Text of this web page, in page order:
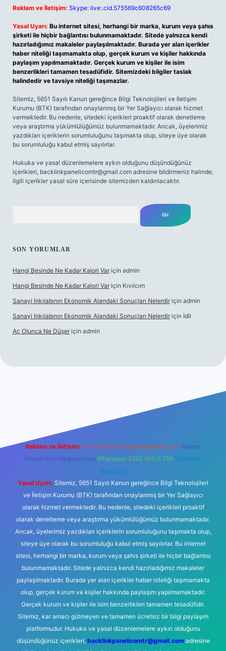
Reklam ve İletişim: Skype: live:.cid.575569c608265c69
Yasal Uyarı: Bu internet sitesi, herhangi bir marka, kurum veya şahıs
şirketi ile hiçbir bağlantısı bulunmamaktadır. Sitede yalnızca kendi
hazırladığımız makaleler paylaşılmaktadır. Burada yer alan içerikler
haber niteliği taşımamakta olup, gerçek kurum ve kişiler hakkında
paylaşım yapılmamaktadır. Gerçek kurum ve kişiler ile isim
benzerlikleri tamamen tesadüfidir. Sitemizdeki bilgiler taslak
halindedir ve tavsiye niteliği taşımazlar.
Sitemiz, 5651 Sayılı Kanun gereğince Bilgi Teknolojileri ve İletişim
Kurumu (BTK) tarafından onaylanmış bir Yer Sağlayıcı olarak hizmet
vermektedir. Bu nedenle, sitedeki içerikleri proaktif olarak denetleme
veya araştırma yükümlülüğümüz bulunmamaktadır. Ancak, üyelerimiz
yazdıkları içeriklerin sorumluluğunu taşımakta olup, siteye üye olarak
bu sorumluluğu kabul etmiş sayılırlar.
Hukuka ve yasal düzenlemelere aykırı olduğunu düşündüğünüz
içerikleri, backlinkpanelicomtr@gmail.com adresine bildirmeniz halinde,
ilgili içerikler yasal süre içerisinde sitemizden kaldırılacaktır.
SON YORUMLAR
Hangi Besinde Ne Kadar Kalori Var için admin
Hangi Besinde Ne Kadar Kalori Var için Kıvılcım
Sanayi Inkılabının Ekonomik Alandaki Sonuçları Nelerdir için admin
Sanayi Inkılabının Ekonomik Alandaki Sonuçları Nelerdir için İdil
Aç Olunca Ne Düşer için admin
Reklam ve İletişim: E-mail: backlinkpaneli@gmail.com Teams:
forumhizmeti@gmail.com Whatsapp: 0262 606 0 726 Telegram:
@karabul
Yasal Uyarı: Sitemiz, 5651 Sayılı Kanun gereğince Bilgi Teknolojileri
ve İletişim Kurumu (BTK) tarafından onaylanmış bir Yer Sağlayıcı
olarak hizmet vermektedir. Bu nedenle, sitedeki içerikleri proaktif
olarak denetleme veya araştırma yükümlülüğümüz bulunmamaktadır.
Ancak, üyelerimiz yazdıkları içeriklerin sorumluluğunu taşımakta olup,
siteye üye olarak bu sorumluluğu kabul etmiş sayılırlar. Bu internet
sitesi, herhangi bir marka, kurum veya şahıs şirketi ile hiçbir bağlantısı
bulunmamaktadır. Sitede yalnızca kendi hazırladığımız makaleler
paylaşılmaktadır. Burada yer alan içerikler haber niteliği taşımamakta
olup, gerçek kurum ve kişiler hakkında paylaşım yapılmamaktadır.
Gerçek kurum ve kişiler ile isim benzerlikleri tamamen tesadüfidir.
Sitemiz, kar amacı gütmeyen ve tamamen ücretsiz bir bilgi paylaşım
platformudur. Hukuka ve yasal düzenlemelere aykırı olduğunu
düşündüğünüz içerikleri, backlinkpanelicomtr@gmail.comadresine